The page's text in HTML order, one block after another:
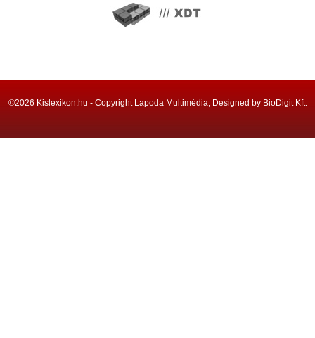
©2026 Kislexikon.hu - Copyright Lapoda Multimédia, Designed by BioDigit Kft.